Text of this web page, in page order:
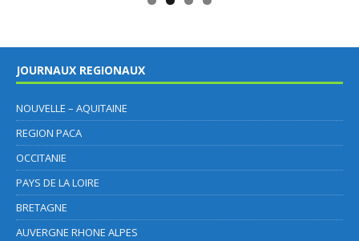
JOURNAUX REGIONAUX
NOUVELLE – AQUITAINE
REGION PACA
OCCITANIE
PAYS DE LA LOIRE
BRETAGNE
AUVERGNE RHONE ALPES